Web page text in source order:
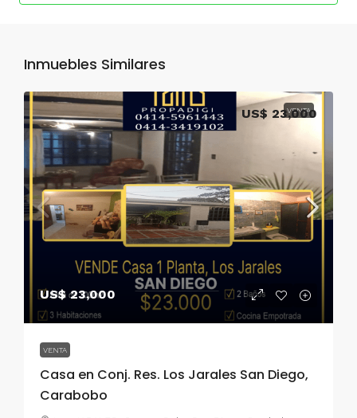
Inmuebles Similares
VENTA
US$ 23,000
VENTA
Casa en Conj. Res. Los Jarales San Diego,
Carabobo
US$ 23,000